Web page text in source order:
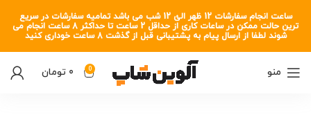
ساعت انجام سفارشات 12 ظهر الئ 12 شب می باشد تمامیه سفارشات در سریع
ترین حالت ممکن در ساعات کاری از حداقل 2 ساعت تا حداکثر 8 ساعت انجام می
شوند لطفا از ارسال پیام به پشتیبانی قبل از گذشت 8 ساعت خوداری کنید
منو 0
0 تومان